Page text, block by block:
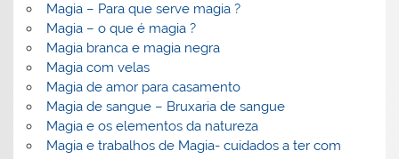
Magia – Para que serve magia ?
Magia – o que é magia ?
Magia branca e magia negra
Magia com velas
Magia de amor para casamento
Magia de sangue – Bruxaria de sangue
Magia e os elementos da natureza
Magia e trabalhos de Magia- cuidados a ter com